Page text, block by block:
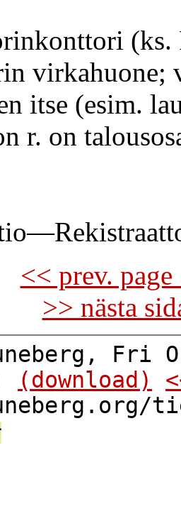
(ks.
virkahuone;
itse (esim.
r. on
<< prev.
>> nästa
Fri
(download)